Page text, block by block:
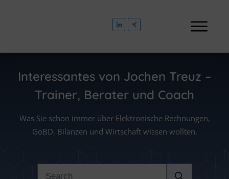
Interessantes von Jochen Treuz –
Trainer, Berater und Coach
Was Sie schon immer über Elektronische Rechnungen,
GoBD, Bilanzen und Wirtschaft wissen wollten.